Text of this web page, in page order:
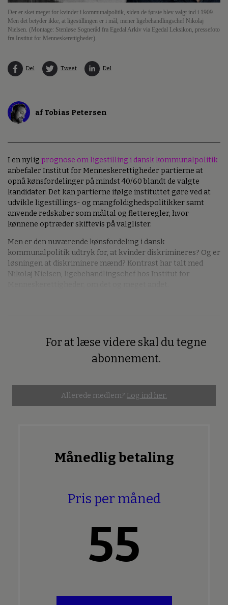
Der er sket meget for kvinder i kommunalpolitik, siden de første blev valgt ind i 1909.
Men det betyder ikke, at ligestillingen er i mål, mener ligebehandlingschef Nikolaj
Nielsen. (Montage: Stenløse Sogneråd fra Egedal Arkiv via Egedal Leksikon, pressefoto
fra Institut for Menneskerettigheder).
Del Tweet Del
af Tobias Petersen
I en nylig prognose om ligestilling i dansk kommunalpolitik
anbefaler Institut for Menneskerettigheder partierne at
opnå kønsfordelinger på mindst 40/60 blandt de valgte
kandidater. Det kan partierne ifølge instituttet gøre ved at
udvikle ligestillings- og mangfoldighedspolitikker samt
anvende redskaber som måltal og fletteregler, hvor
kønnene optræder skiftevis på valglister.
Men er den nuværende kønsfordeling i dansk
kommunalpolitik udtryk for, at kvinder diskrimineres? Og er
løsningen at diskriminere mænd? Kontrast har talt med
Nikolaj Nielsen, ligebehandlingschef hos Institut for
For at læse videre skal du tegne
abonnement.
Allerede medlem? Log ind her.
Månedlig betaling
Pris per måned
55